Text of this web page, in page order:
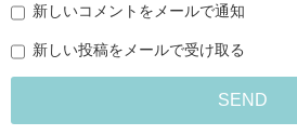
新しいコメントをメールで通知
新しい投稿をメールで受け取る